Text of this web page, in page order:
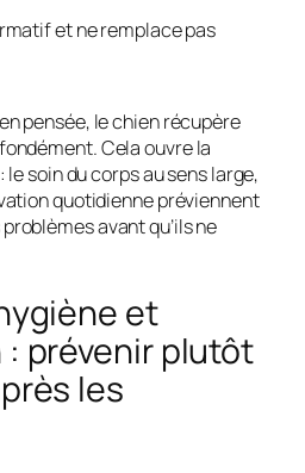
et ne remplace pas
pensée, le chien récupère
Cela ouvre la
soin du corps au sens large,
quotidienne préviennent
avant qu’ils ne
et
prévenir plutôt
les